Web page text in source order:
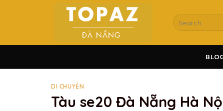
DI CHUYỂN
Tàu se20 Đà Nẵng Hà